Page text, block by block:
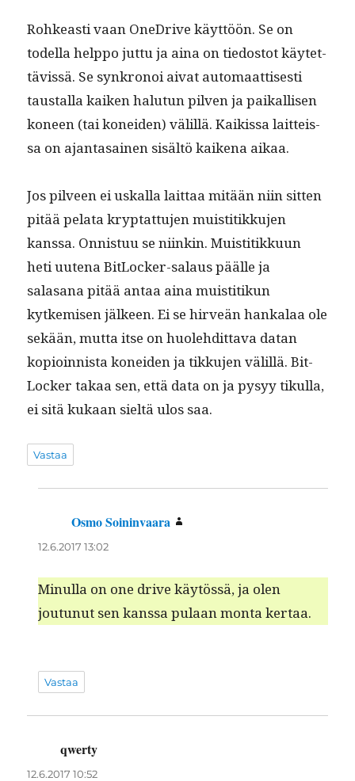
Rohkeasti vaan OneDrive käyt­töön. Se on
todel­la help­po jut­tu ja aina on tiedos­tot käytet­
tävis­sä. Se synkro­noi aivat automaat­tis­es­ti
taustal­la kaiken halu­tun pil­ven ja paikallisen
koneen (tai konei­den) välil­lä. Kaikissa lait­teis­
sa on ajan­ta­sainen sisältö kaike­na aikaa.
Jos pil­veen ei uskalla lait­taa mitään niin sit­ten
pitää pela­ta kryptat­tu­jen muis­ti­tikku­jen
kanssa. Onnis­tuu se niinkin. Muis­ti­tikku­un
heti uute­na Bit­Lock­er-salaus päälle ja
salasana pitää antaa aina muis­ti­tikun
kytkemisen jäl­keen. Ei se hirveän han­kalaa ole
sekään, mut­ta itse on huole­hdit­ta­va datan
kopi­oin­nista konei­den ja tikku­jen välil­lä. Bit­
Lock­er takaa sen, että data on ja pysyy tikul­la,
ei sitä kukaan sieltä ulos saa.
Vastaa
Osmo Soininvaara
12.6.2017 13:02
Min­ul­la on one dri­ve käytössä, ja olen
joutunut sen kanssa pulaan mon­ta kertaa.
Vastaa
qwerty
12.6.2017 10:52